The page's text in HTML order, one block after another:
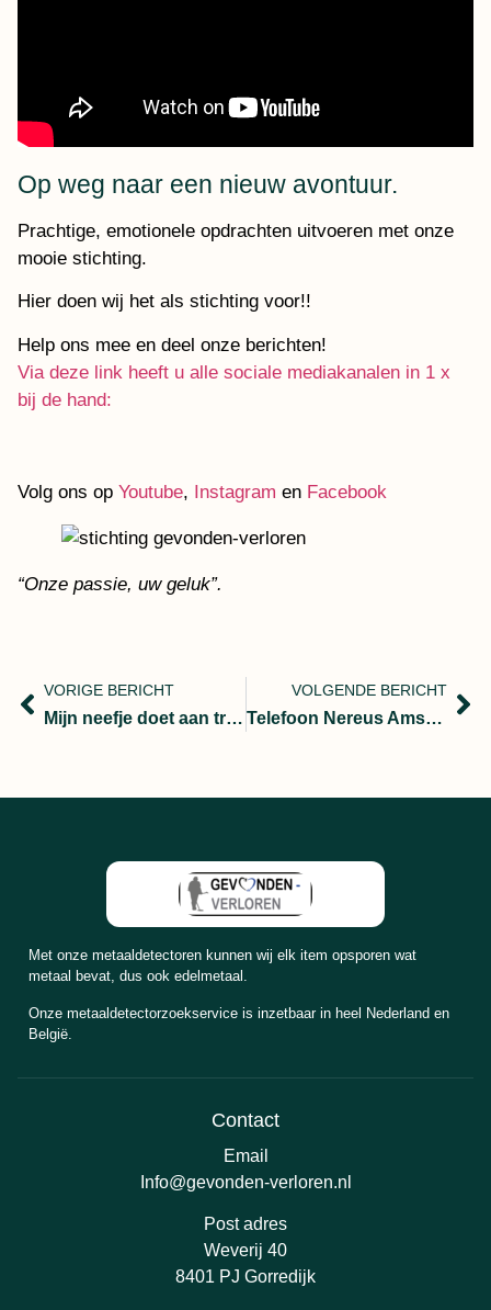
Op weg naar een nieuw avontuur.
Prachtige, emotionele opdrachten uitvoeren met onze
mooie stichting.
Hier doen wij het als stichting voor!!
Help ons mee en deel onze berichten!
Via deze link heeft u alle sociale mediakanalen in 1 x
bij de hand:
Volg ons op Youtube, Instagram en Facebook
“Onze passie, uw geluk”.
VORIGE BERICHT
Mijn neefje doet aan trouwring werpen.
VOLGENDE BERICHT
Telefoon Nereus Amsterdam
Met onze metaaldetectoren kunnen wij elk item opsporen wat
metaal bevat, dus ook edelmetaal.
Onze metaaldetectorzoekservice is inzetbaar in heel Nederland en
België.
Contact
Email
Info@gevonden-verloren.nl
Post adres
Weverij 40
8401 PJ Gorredijk